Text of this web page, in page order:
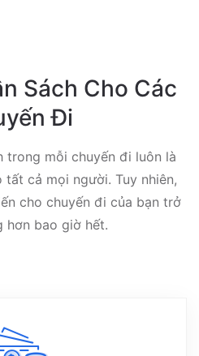
Sách Cho Các
Đi
trong mỗi chuyến đi luôn là
cả mọi người. Tuy nhiên,
cho chuyến đi của bạn trở
hơn bao giờ hết.